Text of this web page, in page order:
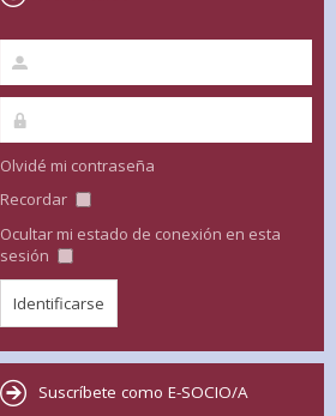
Olvidé mi contraseña
Recordar
Ocultar mi estado de conexión en esta
sesión
Suscríbete como E-SOCIO/A